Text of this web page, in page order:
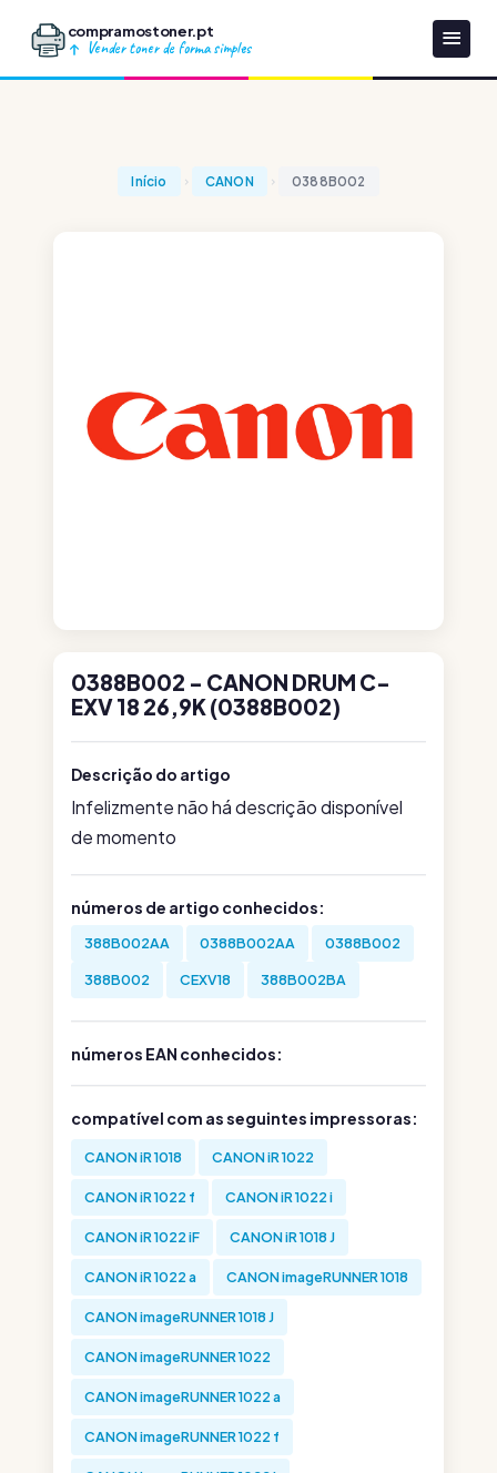
compramostoner.pt
Vender toner de forma simples
Início CANON 0388B002
0388B002 - CANON DRUM C-
EXV 18 26,9K (0388B002)
Descrição do artigo
Infelizmente não há descrição disponível
de momento
números de artigo conhecidos:
388B002AA 0388B002AA 0388B002
388B002 CEXV18 388B002BA
números EAN conhecidos:
compatível com as seguintes impressoras:
CANON iR 1018 CANON iR 1022
CANON iR 1022 f CANON iR 1022 i
CANON iR 1022 iF CANON iR 1018 J
CANON iR 1022 a CANON imageRUNNER 1018
CANON imageRUNNER 1018 J
CANON imageRUNNER 1022
CANON imageRUNNER 1022 a
CANON imageRUNNER 1022 f